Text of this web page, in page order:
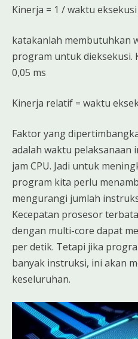
Kinerja = 1 / waktu eksekusi
katakanlah membutuhkan
program untuk dieksekusi.
0,05 ms
Kinerja relatif = waktu
Faktor yang
adalah waktu pelaksanaan
jam CPU. Jadi untuk
program kita perlu
mengurangi jumlah
Kecepatan prosesor
dengan multi-core dapat
per detik. Tetapi jika
banyak instruksi, ini akan
keseluruhan.